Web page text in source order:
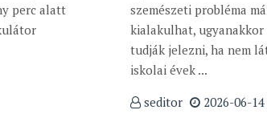
perc alatt
szemészeti probléma
kialakulhat, ugyanakkor
tudják jelezni, ha nem
iskolai évek ...
seditor
2026-06-14